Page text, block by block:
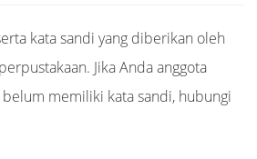
kata sandi yang diberikan oleh
Jika Anda anggota
memiliki kata sandi, hubungi